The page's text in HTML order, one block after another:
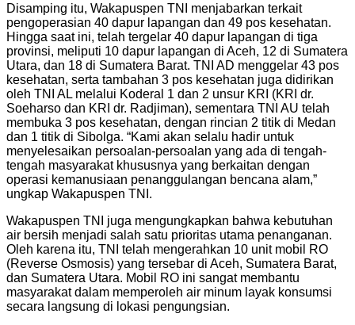
Disamping itu, Wakapuspen TNI menjabarkan terkait
pengoperasian 40 dapur lapangan dan 49 pos kesehatan.
Hingga saat ini, telah tergelar 40 dapur lapangan di tiga
provinsi, meliputi 10 dapur lapangan di Aceh, 12 di Sumatera
Utara, dan 18 di Sumatera Barat. TNI AD menggelar 43 pos
kesehatan, serta tambahan 3 pos kesehatan juga didirikan
oleh TNI AL melalui Koderal 1 dan 2 unsur KRI (KRI dr.
Soeharso dan KRI dr. Radjiman), sementara TNI AU telah
membuka 3 pos kesehatan, dengan rincian 2 titik di Medan
dan 1 titik di Sibolga. “Kami akan selalu hadir untuk
menyelesaikan persoalan-persoalan yang ada di tengah-
tengah masyarakat khususnya yang berkaitan dengan
operasi kemanusiaan penanggulangan bencana alam,”
ungkap Wakapuspen TNI.
Wakapuspen TNI juga mengungkapkan bahwa kebutuhan
air bersih menjadi salah satu prioritas utama penanganan.
Oleh karena itu, TNI telah mengerahkan 10 unit mobil RO
(Reverse Osmosis) yang tersebar di Aceh, Sumatera Barat,
dan Sumatera Utara. Mobil RO ini sangat membantu
masyarakat dalam memperoleh air minum layak konsumsi
secara langsung di lokasi pengungsian.